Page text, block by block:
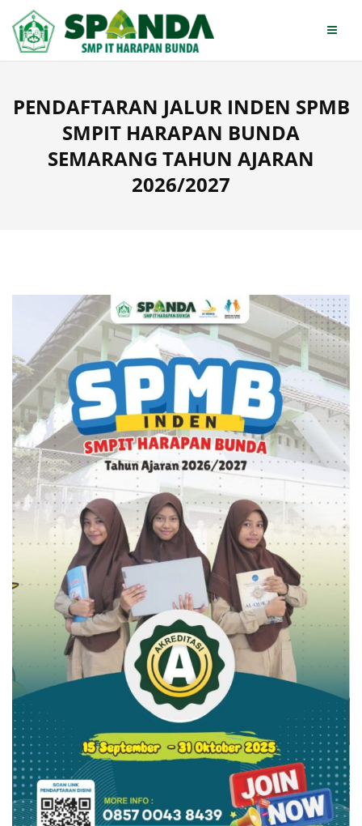
content
PENDAFTARAN JALUR INDEN SPMB
SMPIT HARAPAN BUNDA
SEMARANG TAHUN AJARAN
2026/2027